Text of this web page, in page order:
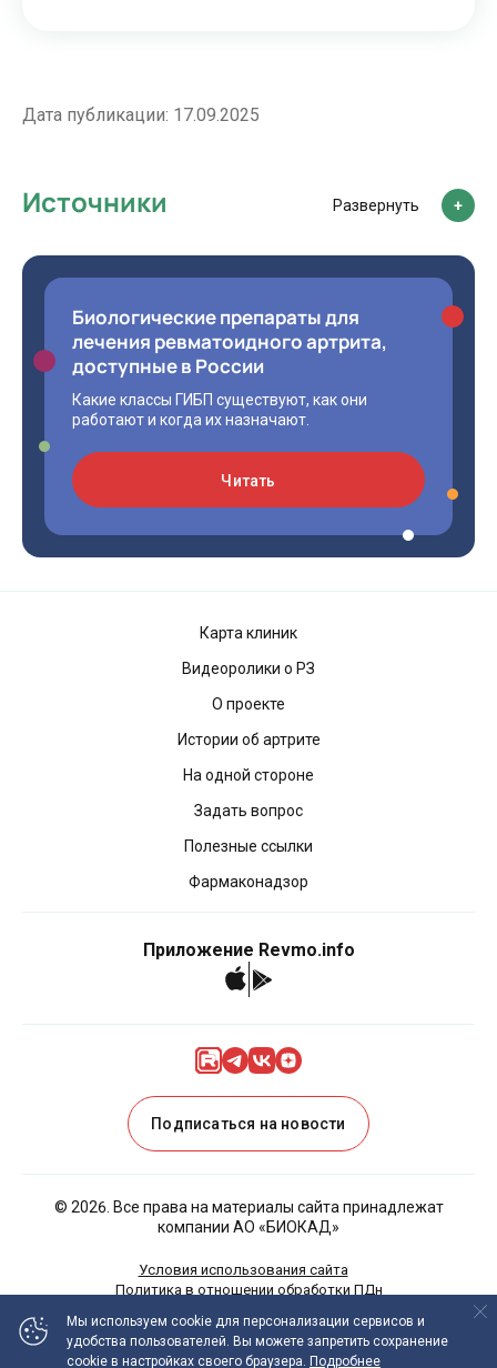
Дата публикации: 17.09.2025
Биологические препараты для
лечения ревматоидного артрита,
доступные в России
Какие классы ГИБП существуют, как они
работают и когда их назначают.
Читать
Источники Развернуть
Подписаться на новости
Приложение Revmo.info
Карта клиник
Видеоролики о РЗ
О проекте
Истории об артрите
На одной стороне
Задать вопрос
Полезные ссылки
Фармаконадзор
© 2026. Все права на материалы сайта принадлежат
компании АО «БИОКАД»
Условия использования сайта
Политика в отношении обработки ПДн
ИНФОРМАЦИЯ НА ДАННОМ САЙТЕ НЕ ДОЛЖНА
Мы используем cookie для персонализации сервисов и
удобства пользователей. Вы можете запретить сохранение
cookie в настройках своего браузера. Подробнее